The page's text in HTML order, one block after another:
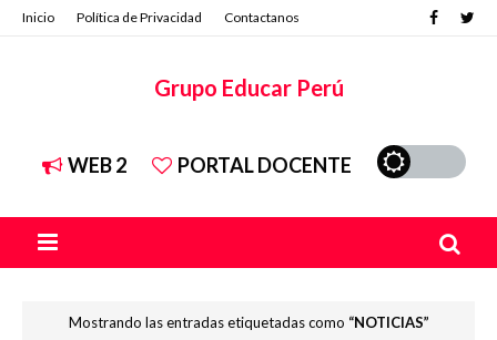
Inicio Política de Privacidad Contactanos
Grupo Educar Perú
WEB 2 PORTAL DOCENTE
Mostrando las entradas etiquetadas como NOTICIAS